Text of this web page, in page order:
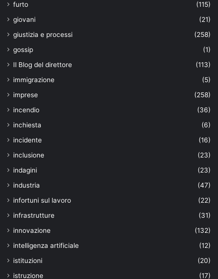
furto
(115)
giovani
(21)
giustizia e processi
(258)
gossip
(1)
Il Blog del direttore
(113)
immigrazione
(5)
imprese
(258)
incendio
(36)
inchiesta
(6)
incidente
(16)
inclusione
(23)
indagini
(23)
industria
(47)
infortuni sul lavoro
(22)
infrastrutture
(31)
innovazione
(132)
intelligenza artificiale
(12)
istituzioni
(20)
istruzione
(17)